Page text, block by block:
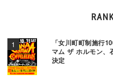
「女川町町制施行
マム ザ ホルモン、
決定